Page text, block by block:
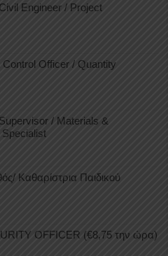
Civil Engineer / Project
Control Officer / Quantity
Supervisor / Materials &
Καθαρίστρια Παιδικού
OFFICER (€8,75 την ώρα)